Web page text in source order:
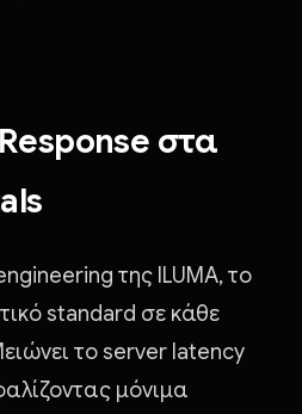
στα
της ILUMA, το
standard σε κάθε
το server latency
μόνιμα